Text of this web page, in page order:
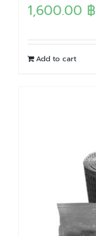
1,600.00 ฿
Add to cart